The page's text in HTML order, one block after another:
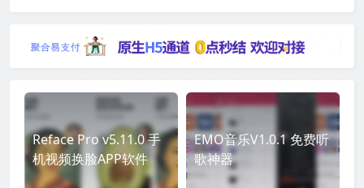
Reface Pro v5.11.0 手
机视频换脸APP软件
EMO音乐V1.0.1 免费听
歌神器